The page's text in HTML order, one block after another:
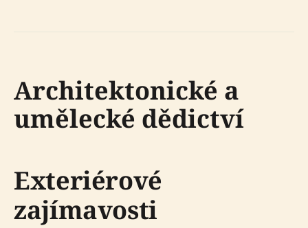
Architektonické a
umělecké dědictví
Exteriérové
zajímavosti